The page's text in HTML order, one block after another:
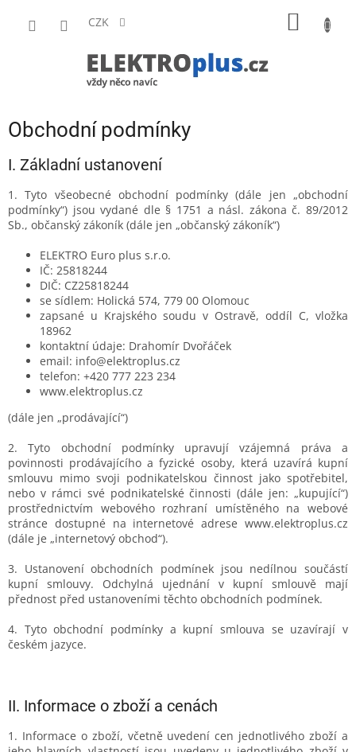
CZK
Obchodní podmínky
I. Základní ustanovení
1. Tyto všeobecné obchodní podmínky (dále jen „obchodní
podmínky“) jsou vydané dle § 1751 a násl. zákona č. 89/2012
Sb., občanský zákoník (dále jen „občanský zákoník“)
ELEKTRO Euro plus s.r.o.
IČ: 25818244
DIČ: CZ25818244
se sídlem: Holická 574, 779 00 Olomouc
zapsané u Krajského soudu v Ostravě, oddíl C, vložka
18962
kontaktní údaje: Drahomír Dvořáček
email: info@elektroplus.cz
telefon: +420 777 223 234
www.elektroplus.cz
(dále jen „prodávající“)
2. Tyto obchodní podmínky upravují vzájemná práva a
povinnosti prodávajícího a fyzické osoby, která uzavírá kupní
smlouvu mimo svoji podnikatelskou činnost jako spotřebitel,
nebo v rámci své podnikatelské činnosti (dále jen: „kupující“)
prostřednictvím webového rozhraní umístěného na webové
stránce dostupné na internetové adrese www.elektroplus.cz
(dále je „internetový obchod“).
3. Ustanovení obchodních podmínek jsou nedílnou součástí
kupní smlouvy. Odchylná ujednání v kupní smlouvě mají
přednost před ustanoveními těchto obchodních podmínek.
4. Tyto obchodní podmínky a kupní smlouva se uzavírají v
českém jazyce.
II. Informace o zboží a cenách
1. Informace o zboží, včetně uvedení cen jednotlivého zboží a